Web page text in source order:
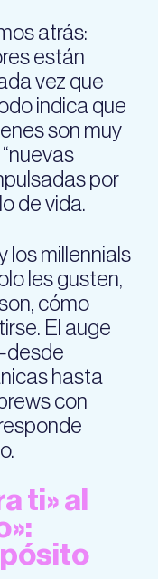
atrás:
están
vez que
indica que
son muy
por
de vida.
los millennials
les gusten,
cómo
El auge
hasta
con
ti» al